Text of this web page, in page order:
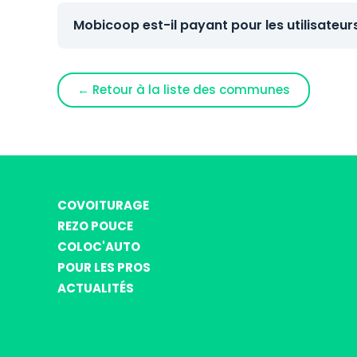
Mobicoop est-il payant pour les
← Retour à la liste des communes
COVOITURAGE
REZO POUCE
COLOC'AUTO
POUR LES PROS
ACTUALITÉS